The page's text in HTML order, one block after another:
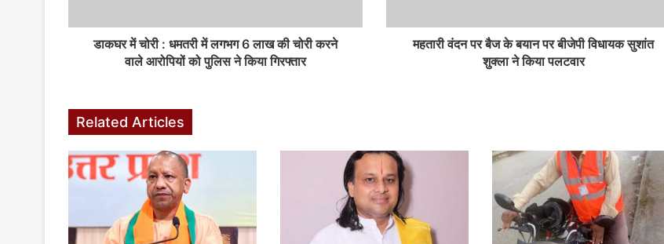
डाकघर में चोरी : धमतरी में लगभग 6 लाख की चोरी करने
वाले आरोपियों को पुलिस ने किया गिरफ्तार
महतारी वंदन पर बैज के बयान पर बीजेपी विधायक सुशांत
शुक्ला ने किया पलटवार
Related Articles